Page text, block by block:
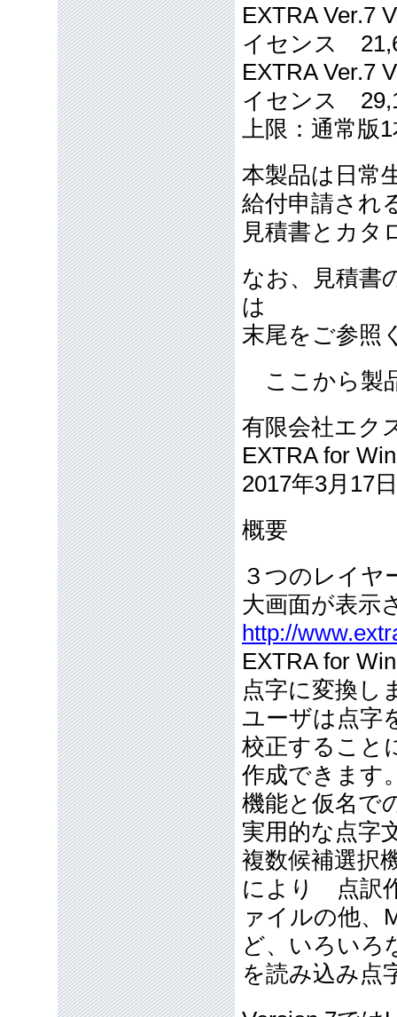
EXTRA Ver.7
イセンス
EXTRA Ver.7
イセンス
上限：通常
本製品は日常
給付申請され
見積書とカタ
なお、見積書
は
末尾をご参照
ここから製
有限会社エク
EXTRA for
2017年3月17
概要
３つのレイ
大画面が表示
http://
EXTRA for
点字に変換し
ユーザは点字
校正すること
作成できます
機能と仮名で
実用的な点字
複数候補選択
により 点訳
ァイルの他、
ど、いろいろ
を読み込み点